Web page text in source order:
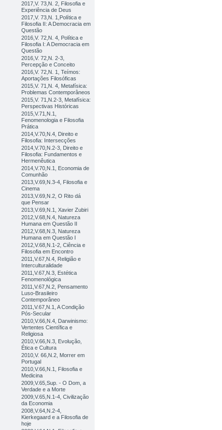
2017,V. 73,N. 2, Filosofia e
Experiência de Deus
2017,V. 73,N. 1,Política e
Filosofia II: A Democracia em
Questão
2016,V. 72,N. 4, Política e
Filosofia I: A Democracia em
Questão
2016,V. 72,N. 2-3,
Percepção e Conceito
2016,V. 72,N. 1, Teímos:
Aportações Filosóficas
2015,V. 71,N. 4, Metafísica:
Problemas Contemporâneos
2015,V. 71,N.2-3, Metafísica:
Perspectivas Históricas
2015,V.71,N.1,
Fenomenologia e Filosofia
Prática
2014,V.70,N.4, Direito e
Filosofia: Intersecções
2014,V.70,N.2-3, Direito e
Filosofia: Fundamentos e
Hermenêutica
2014,V.70,N.1, Economia de
Comunhão
2013,V.69,N.3-4, Filosofia e
Cinema
2013,V.69,N.2, O Rito dá
que Pensar
2013,V.69,N.1, Xavier Zubiri
2012,V.68,N.4, Natureza
Humana em Questão II
2012,V.68,N.3, Natureza
Humana em Questão I
2012,V.68,N.1-2, Ciência e
Filosofia em Encontro
2011,V.67,N.4, Religião e
Interculturalidade
2011,V.67,N.3, Estética
Fenomenológica
2011,V.67,N.2, Pensamento
Luso-Brasileiro
Contemporâneo
2011,V.67,N.1, A Condição
Pós-Secular
2010,V.66,N.4, Darwinismo:
Vertentes Científica e
Religiosa
2010,V.66,N.3, Evolução,
Ética e Cultura
2010,V. 66,N.2, Morrer em
Portugal
2010,V.66,N.1, Filosofia e
Medicina
2009,V.65,Sup. - O Dom, a
Verdade e a Morte
2009,V.65,N.1-4, Civilização
da Economia
2008,V.64,N.2-4,
Kierkegaard e a Filosofia de
hoje